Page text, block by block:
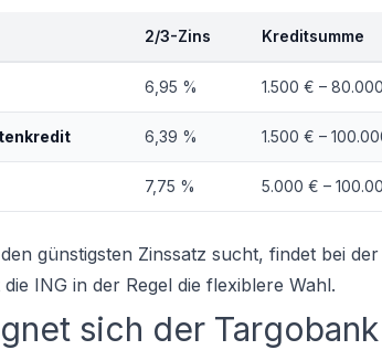
2/3-Zins Kreditsumme
6,95 % 1.500 € –
6,39 % 1.500 € –
7,75 % 5.000 € –
günstigsten Zinssatz sucht, findet bei
ING in der Regel die flexiblere Wahl.
sich der